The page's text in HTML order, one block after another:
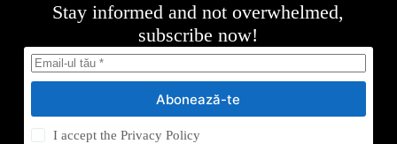
Stay informed and not overwhelmed,
subscribe now!
Abonează-te
I accept thePrivacy Policy